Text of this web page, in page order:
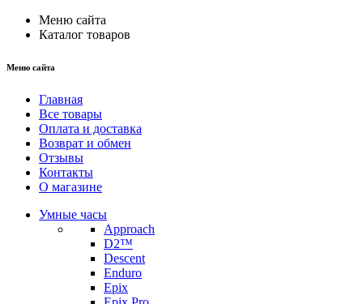
Меню сайта
Каталог товаров
Меню сайта
Главная
Все товары
Оплата и доставка
Возврат и обмен
Отзывы
Контакты
О магазине
Умные часы
Approach
D2™
Descent
Enduro
Epix